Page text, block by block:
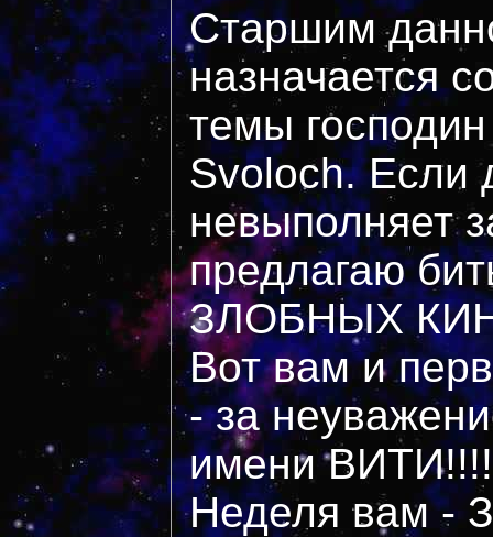
Старшим
назначается
темы
Svoloch. Если
невыполняет
предлагаю
ЗЛОБНЫХ
Вот вам и
- за
имени
Неделя вам -